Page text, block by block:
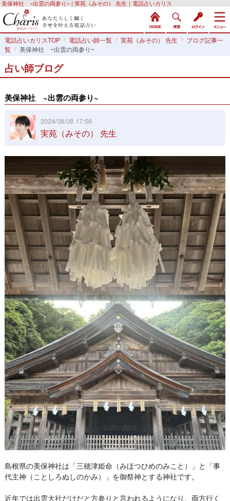
美保神社 ~出雲の両参り~ | 実苑（みその） 先生｜電話占いカリス
電話占いカリスTOP 電話占い師一覧 実苑（みその） 先生
ブログ記事一
覧
美保神社 ~出雲の両参り~
占い師ブログ
美保神社 ~出雲の両参り~
2024/08/08 17:56
実苑（みその） 先生
島根県の美保神社は「三穂津姫命（みほつひめのみこと）」と「事
代主神（ことしろぬしのかみ）」を御祭神とする神社です。
近年では出雲大社だけだと方参りと言われるようになり、両方行く